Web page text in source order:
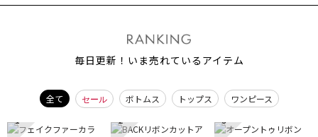
毎日更新！いま売れているアイテム
全て セール ボトムス トップス ワンピース
1 2 3